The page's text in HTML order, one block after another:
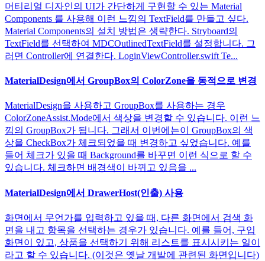
머티리얼 디자인의 UI가 간단하게 구현할 수 있는 Material
Components 를 사용해 이런 느낌의 TextField를 만들고 싶다.
Material Components의 설치 방법은 생략한다. Stryboard의
TextField를 선택하여 MDCOutlinedTextField를 설정합니다. 그
러면 Controller에 연결한다. LoginViewController.swift Te...
MaterialDesign에서 GroupBox의 ColorZone을 동적으로 변경
MaterialDesign을 사용하고 GroupBox를 사용하는 경우
ColorZoneAssist.Mode에서 색상을 변경할 수 있습니다. 이런 느
낌의 GroupBox가 됩니다. 그래서 이번에는이 GroupBox의 색
상을 CheckBox가 체크되었을 때 변경하고 싶었습니다. 예를
들어 체크가 있을 때 Background를 바꾸면 이런 식으로 할 수
있습니다. 체크하면 배경색이 바뀌고 있음을 ...
MaterialDesign에서 DrawerHost(인출) 사용
화면에서 무언가를 입력하고 있을 때, 다른 화면에서 검색 화
면을 내고 항목을 선택하는 경우가 있습니다. 예를 들어, 구입
화면이 있고, 상품을 선택하기 위해 리스트를 표시시키는 일이
라고 할 수 있습니다. (이것은 옛날 개발에 관련된 화면입니다)